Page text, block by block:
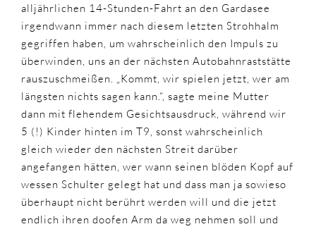
alljährlichen 14-Stunden-Fahrt an den Gardasee
irgendwann immer nach diesem letzten Strohhalm
gegriffen haben, um wahrscheinlich den Impuls zu
überwinden, uns an der nächsten Autobahnraststätte
rauszuschmeißen. „Kommt, wir spielen jetzt, wer am
längsten nichts sagen kann.“, sagte meine Mutter
dann mit flehendem Gesichtsausdruck, während wir
5 (!) Kinder hinten im T9, sonst wahrscheinlich
gleich wieder den nächsten Streit darüber
angefangen hätten, wer wann seinen blöden Kopf auf
wessen Schulter gelegt hat und dass man ja sowieso
überhaupt nicht berührt werden will und die jetzt
endlich ihren doofen Arm da weg nehmen soll und